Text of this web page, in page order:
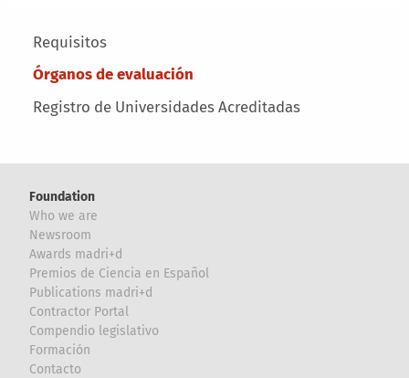
Main menu
Requisitos
Órganos de evaluación
Registro de Universidades Acreditadas
Foundation
Who we are
Newsroom
Awards madri+d
Premios de Ciencia en Español
Publications madri+d
Contractor Portal
Compendio legislativo
Formación
Contacto